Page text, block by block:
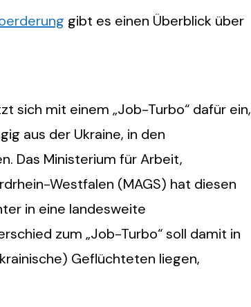
gibt es einen Überblick über
sich mit einem „Job-Turbo“ dafür ein,
aus der Ukraine, in den
Das Ministerium für Arbeit,
Westfalen (MAGS) hat diesen
in eine landesweite
zum „Job-Turbo“ soll damit in
Geflüchteten liegen,